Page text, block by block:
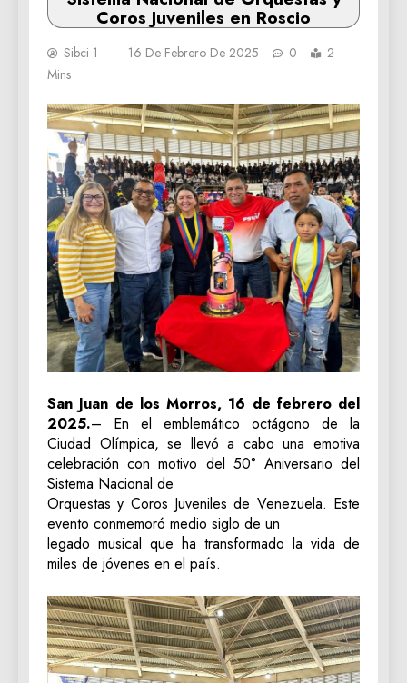
Coros Juveniles en Roscio
Sibci 1 16 De Febrero De 2025 0
2
Mins
San Juan de los Morros, 16 de febrero del
2025.– En el emblemático octágono de la
Ciudad Olímpica, se llevó a cabo una emotiva
celebración con motivo del 50° Aniversario del
Sistema Nacional de
Orquestas y Coros Juveniles de Venezuela. Este
evento conmemoró medio siglo de un
legado musical que ha transformado la vida de
miles de jóvenes en el país.